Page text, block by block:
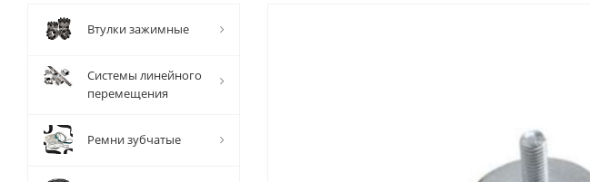
Втулки зажимные
Системы линейного
перемещения
Ремни зубчатые